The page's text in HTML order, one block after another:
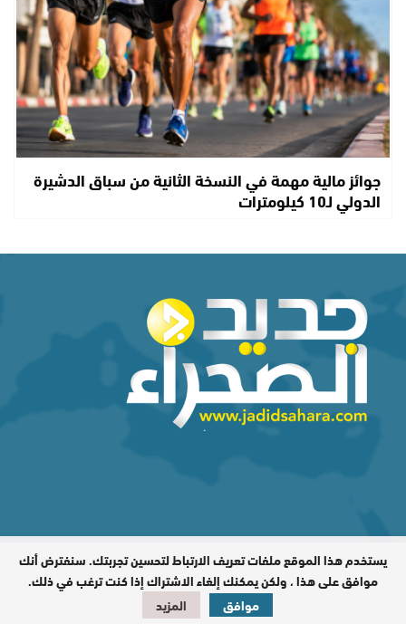
جوائز مالية مهمة في النسخة الثانية من سباق الدشيرة
الدولي لـ10 كيلومترات
المدير المسؤول : اشكيريد مصطفى /
جميع الحقوق محفوظة © 2026
تصميم وبرمجة
يستخدم هذا الموقع ملفات تعريف الارتباط لتحسين تجربتك. سنفترض أنك
موافق على هذا ، ولكن يمكنك إلغاء الاشتراك إذا كنت ترغب في ذلك.
موافق
المزيد